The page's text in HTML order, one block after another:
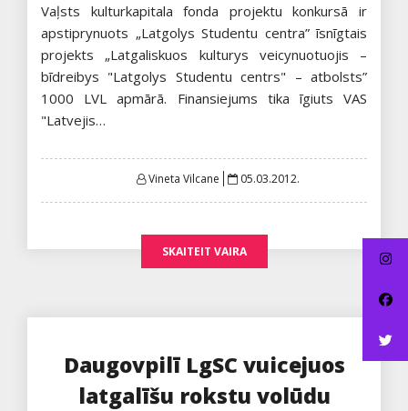
Vaļsts kulturkapitala fonda projektu konkursā ir
apstiprynuots „Latgolys Studentu centra” īsnīgtais
projekts „Latgaliskuos kulturys veicynuotuojis –
bīdreibys "Latgolys Studentu centrs" – atbolsts”
1000 LVL apmārā. Finansiejums tika īgiuts VAS
"Latvejis…
Vineta Vilcane
Posted
05.03.2012.
SKAITEIT VAIRA
Daugovpilī LgSC vuicejuos
latgalīšu rokstu volūdu